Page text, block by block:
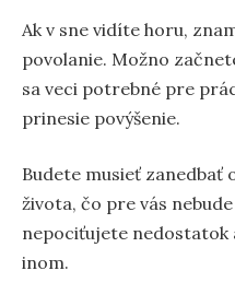
Ak v sne vidíte horu,
povolanie. Možno
sa veci potrebné pre
prinesie povýšenie.
Budete musieť zanedbať
života, čo pre vás
nepociťujete nedostatok
inom.